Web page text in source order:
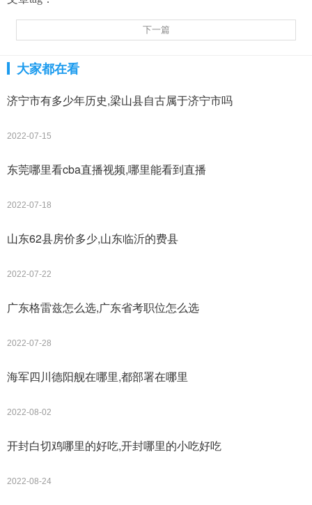
下一篇
大家都在看
济宁市有多少年历史,梁山县自古属于济宁市吗
2022-07-15
东莞哪里看cba直播视频,哪里能看到直播
2022-07-18
山东62县房价多少,山东临沂的费县
2022-07-22
广东格雷兹怎么选,广东省考职位怎么选
2022-07-28
海军四川德阳舰在哪里,都部署在哪里
2022-08-02
开封白切鸡哪里的好吃,开封哪里的小吃好吃
2022-08-24